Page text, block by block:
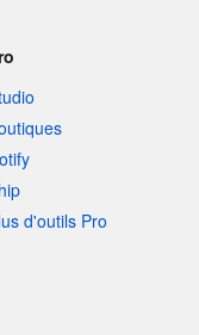
d'outils Pro